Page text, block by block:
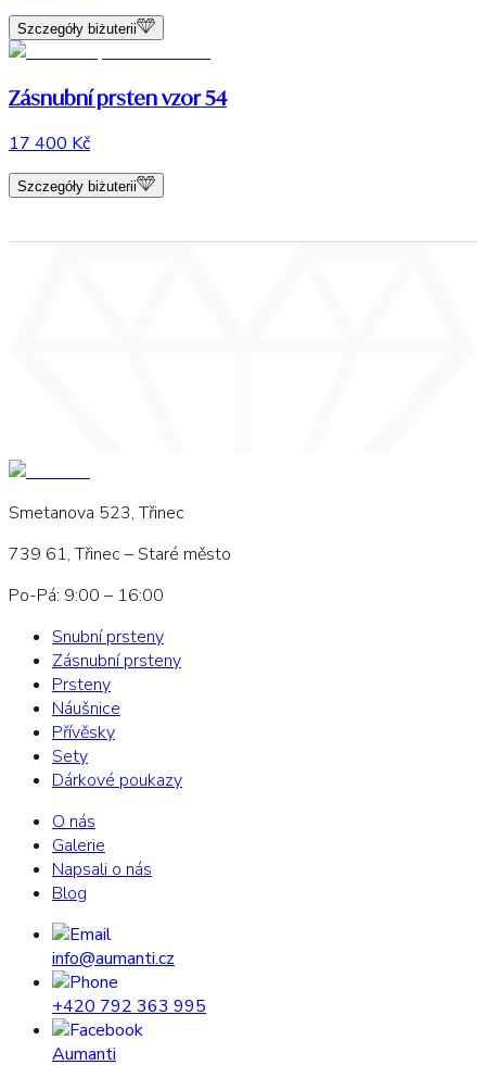
Szczegóły biżuterii
Zásnubní prsten vzor 54
17 400 Kč
Szczegóły biżuterii
Smetanova 523, Třinec
739 61, Třinec – Staré město
Po-Pá: 9:00 – 16:00
Snubní prsteny
Zásnubní prsteny
Prsteny
Náušnice
Přívěsky
Sety
Dárkové poukazy
O nás
Galerie
Napsali o nás
Blog
info@aumanti.cz
+420 792 363 995
Aumanti